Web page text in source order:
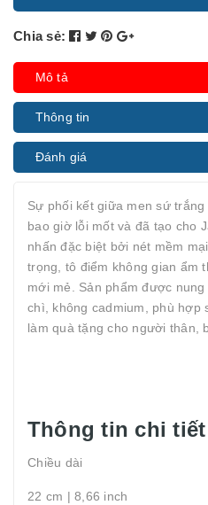
Chia sẻ:
Mô tả
Thông tin
Đánh giá
Sự phối kết giữa men sứ
bao giờ lỗi mốt và đã tạo cho
nhấn đặc biệt bởi nét mềm
trọng, tô điểm không gian ẩm
mới mẻ. Sản phẩm được
chì, không cadmium, phù hợp
làm quà tặng cho người thân,
Thông tin chi tiết
Chiều dài
22 cm | 8,66 inch